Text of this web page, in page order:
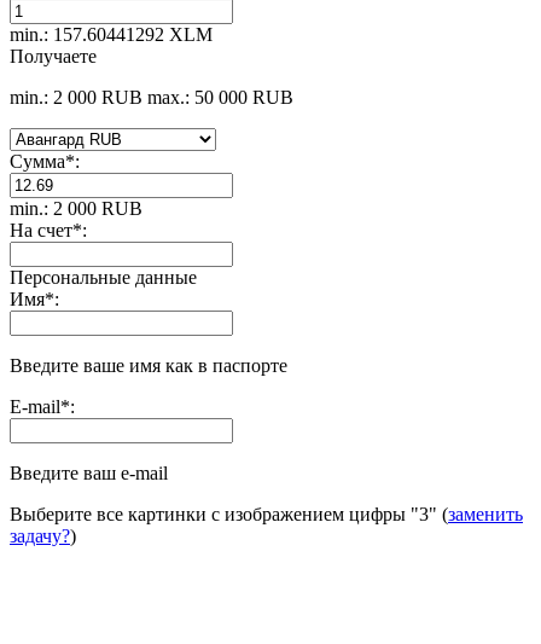
min.: 157.60441292 XLM
Получаете
min.: 2 000 RUB max.: 50 000 RUB
Сумма*:
min.: 2 000 RUB
На счет*:
Персональные данные
Имя*:
Введите ваше имя как в паспорте
E-mail*:
Введите ваш e-mail
Выберите все картинки с изображением цифры "3" (заменить
задачу?)